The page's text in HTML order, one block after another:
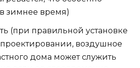
зимнее время)
(при правильной установке
воздушное
дома может служить